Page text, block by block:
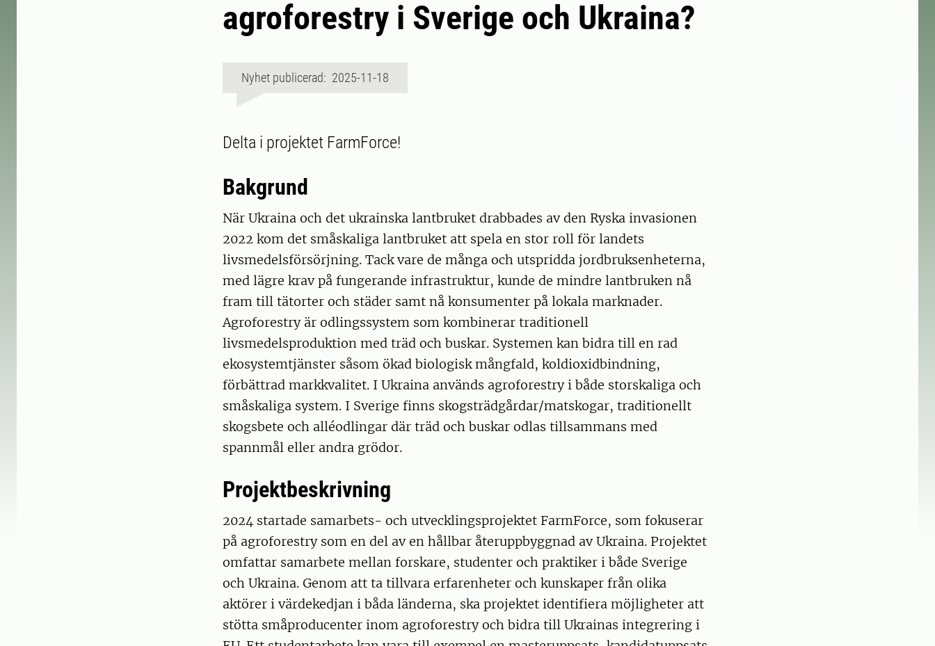
agroforestry i Sverige och Ukraina?
Nyhet publicerad: 2025-11-18
Delta i projektet FarmForce!
Bakgrund
När Ukraina och det ukrainska lantbruket drabbades av den Ryska invasionen
2022 kom det småskaliga lantbruket att spela en stor roll för landets
livsmedelsförsörjning. Tack vare de många och utspridda jordbruksenheterna,
med lägre krav på fungerande infrastruktur, kunde de mindre lantbruken nå
fram till tätorter och städer samt nå konsumenter på lokala marknader.
Agroforestry är odlingssystem som kombinerar traditionell
livsmedelsproduktion med träd och buskar. Systemen kan bidra till en rad
ekosystemtjänster såsom ökad biologisk mångfald, koldioxidbindning,
förbättrad markkvalitet. I Ukraina används agroforestry i både storskaliga och
småskaliga system. I Sverige finns skogsträdgårdar/matskogar, traditionellt
skogsbete och alléodlingar där träd och buskar odlas tillsammans med
spannmål eller andra grödor.
Projektbeskrivning
2024 startade samarbets- och utvecklingsprojektet FarmForce, som fokuserar
på agroforestry som en del av en hållbar återuppbyggnad av Ukraina. Projektet
omfattar samarbete mellan forskare, studenter och praktiker i både Sverige
och Ukraina. Genom att ta tillvara erfarenheter och kunskaper från olika
aktörer i värdekedjan i båda länderna, ska projektet identifiera möjligheter att
stötta småproducenter inom agroforestry och bidra till Ukrainas integrering i